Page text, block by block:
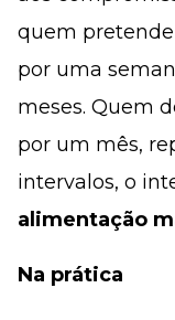
quem
por uma
meses. Quem
por um mês,
intervalos, o
alimentação
Na prática